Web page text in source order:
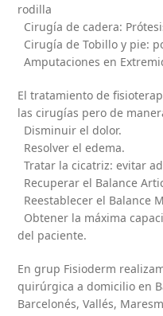
rodilla
Cirugía de cadera:
Cirugía de Tobillo y pie:
Amputaciones en
El tratamiento de
las cirugías pero de
Disminuir el dolor.
Resolver el edema.
Tratar la cicatriz: evitar
Recuperar el Balance
Reestablecer el Balance
Obtener la máxima
del paciente.
En grup Fisioderm
quirúrgica a domicilio en
Barcelonés, Vallés,